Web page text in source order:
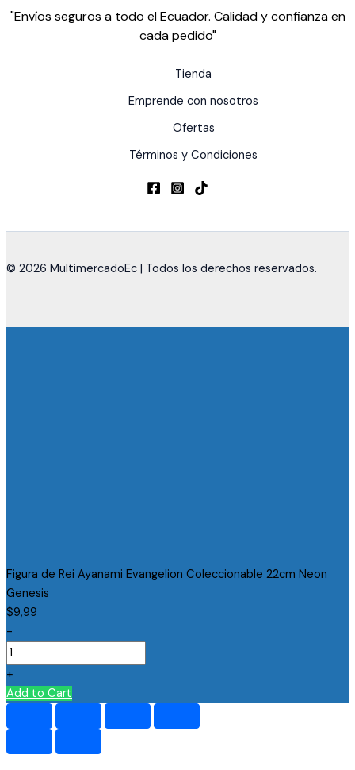
"Envíos seguros a todo el Ecuador. Calidad y confianza en
cada pedido"
Tienda
Emprende con nosotros
Ofertas
Términos y Condiciones
© 2026 MultimercadoEc | Todos los derechos reservados.
Figura de Rei Ayanami Evangelion Coleccionable 22cm Neon
Genesis
$9,99
-
+
Add to Cart